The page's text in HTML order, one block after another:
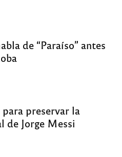
de “Paraíso” antes
preservar la
de Jorge Messi